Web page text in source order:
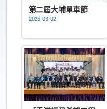
第二屆大埔單車節
2025-03-02